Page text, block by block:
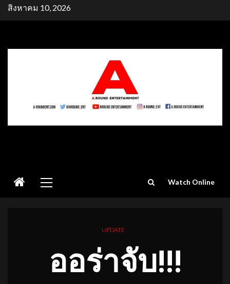
Skipสิงหาคม 10, 2026
Menu
Watch Online
UPDATE
ออร่าจับ!!!